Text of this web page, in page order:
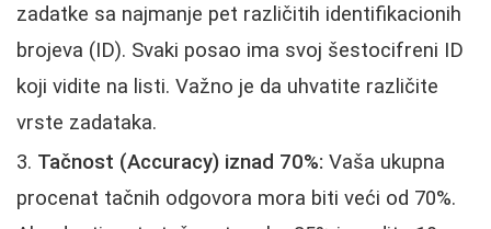
zadatke sa najmanje pet različitih identifikacionih
brojeva (ID). Svaki posao ima svoj šestocifreni ID
koji vidite na listi. Važno je da uhvatite različite
vrste zadataka.
Tačnost (Accuracy) iznad 70%: Vaša ukupna
procenat tačnih odgovora mora biti veći od 70%.